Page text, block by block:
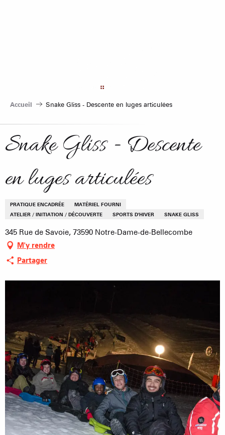
Accueil Snake Gliss - Descente en luges articulées
Snake Gliss - Descente
en luges articulées
PRATIQUE ENCADRÉE
MATÉRIEL FOURNI
ATELIER / INITIATION / DÉCOUVERTE
SPORTS D'HIVER SNAKE GLISS
345 Rue de Savoie, 73590 Notre-Dame-de-Bellecombe
M'y rendre
Partager